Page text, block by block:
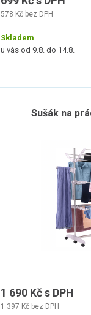
578 Kč bez DPH
Skladem
u vás od 9.8. do 14.8.
Sušák na
1 690 Kč s DPH
1 397 Kč bez DPH